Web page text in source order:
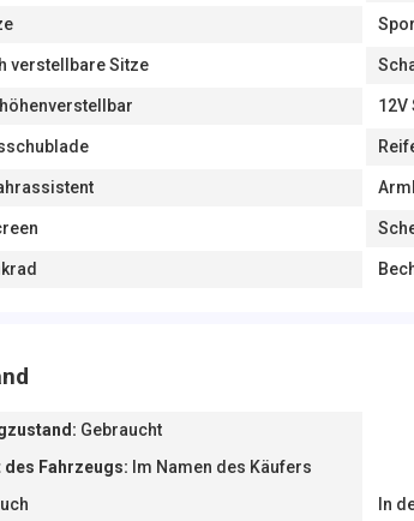
verstellbare Sitze
12V
: Gebraucht
des Fahrzeugs: Im Namen des Käufers
In